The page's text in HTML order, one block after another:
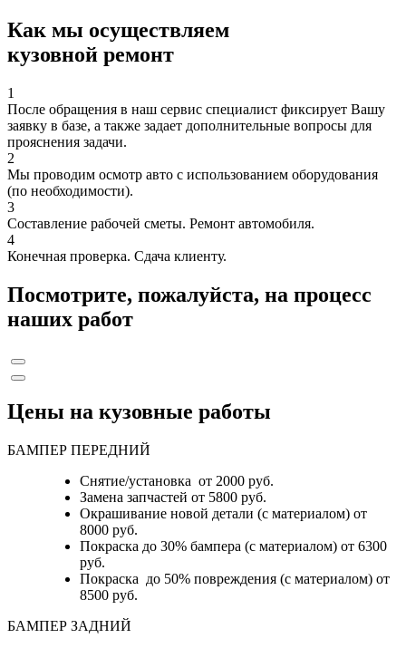
Как мы осуществляем
кузовной ремонт
1
После обращения в наш сервис специалист фиксирует Вашу
заявку в базе, а также задает дополнительные вопросы для
прояснения задачи.
2
Мы проводим осмотр авто с использованием оборудования
(по необходимости).
3
Составление рабочей сметы. Ремонт автомобиля.
4
Конечная проверка. Сдача клиенту.
Посмотрите, пожалуйста, на процесс
наших работ
Цены на кузовные работы
БАМПЕР ПЕРЕДНИЙ
Снятие/установка от 2000 руб.
Замена запчастей от 5800 руб.
Окрашивание новой детали (с материалом) от
8000 руб.
Покраска до 30% бампера (с материалом) от 6300
руб.
Покраска до 50% повреждения (с материалом) от
8500 руб.
БАМПЕР ЗАДНИЙ